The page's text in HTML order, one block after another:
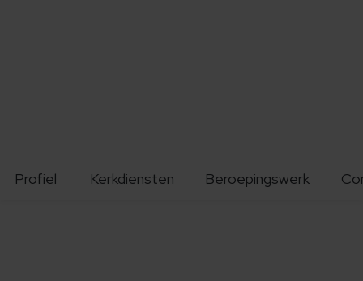
Profiel Kerkdiensten Beroepingswerk